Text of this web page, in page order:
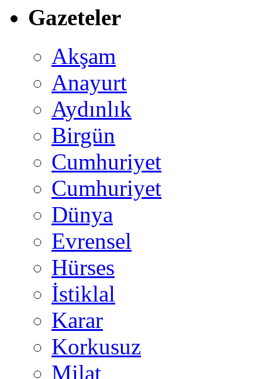
Gazeteler
Akşam
Anayurt
Aydınlık
Birgün
Cumhuriyet
Cumhuriyet
Dünya
Evrensel
Hürses
İstiklal
Karar
Korkusuz
Milat